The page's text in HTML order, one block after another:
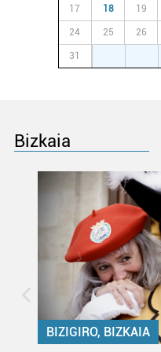
17 18 19
24 25 26
31
Bizkaia
BIZIGIRO, BIZKAIA